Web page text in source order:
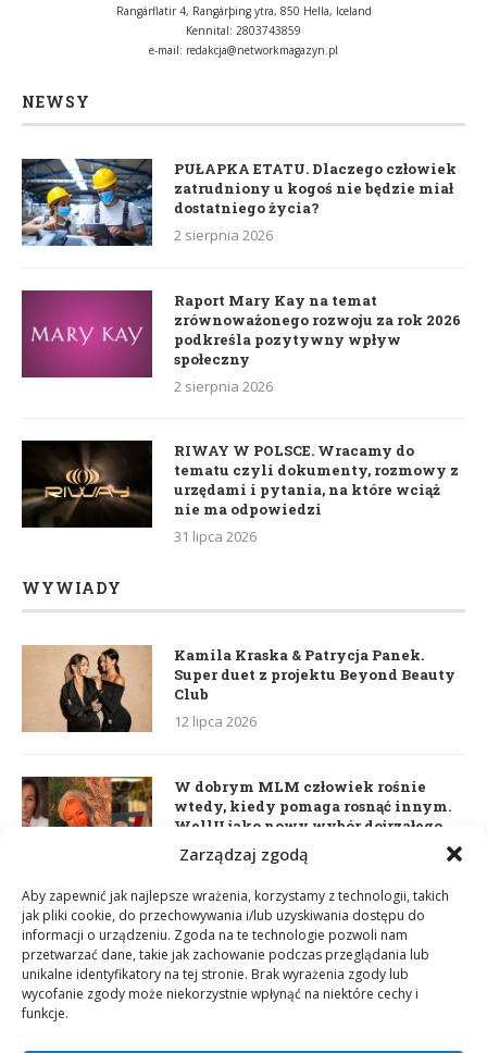
Zarządzaj zgodą
Aby zapewnić jak najlepsze wrażenia, korzystamy z technologii, takich
jak pliki cookie, do przechowywania i/lub uzyskiwania dostępu do
informacji o urządzeniu. Zgoda na te technologie pozwoli nam
przetwarzać dane, takie jak zachowanie podczas przeglądania lub
unikalne identyfikatory na tej stronie. Brak wyrażenia zgody lub
wycofanie zgody może niekorzystnie wpłynąć na niektóre cechy i
funkcje.
Rangárflatir 4, Rangárþing ytra, 850 Hella, Iceland
Kennital: 2803743859
e-mail: redakcja@networkmagazyn.pl
NEWSY
PUŁAPKA ETATU. Dlaczego człowiek
zatrudniony u kogoś nie będzie miał
dostatniego życia?
2 sierpnia 2026
Raport Mary Kay na temat
zrównoważonego rozwoju za rok 2026
podkreśla pozytywny wpływ
społeczny
2 sierpnia 2026
RIWAY W POLSCE. Wracamy do
tematu czyli dokumenty, rozmowy z
urzędami i pytania, na które wciąż
nie ma odpowiedzi
31 lipca 2026
WYWIADY
Kamila Kraska & Patrycja Panek.
Super duet z projektu Beyond Beauty
Club
12 lipca 2026
W dobrym MLM człowiek rośnie
wtedy, kiedy pomaga rosnąć innym.
WellU jako nowy wybór dojrzałego
lidera
Daria Dudzik. Kocham Cię
17 kwietnia 2026